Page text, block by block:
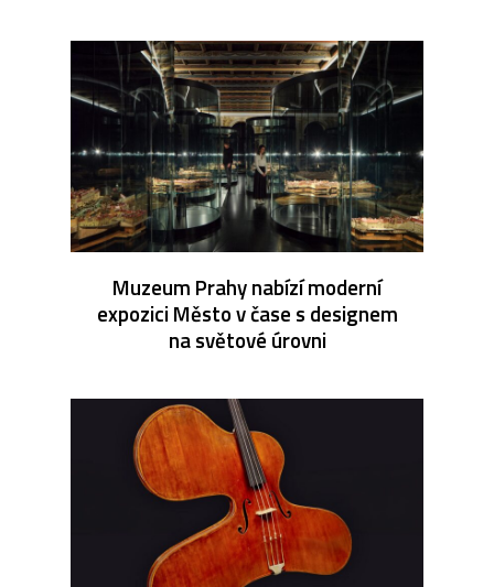
Muzeum Prahy nabízí moderní
expozici Město v čase s designem
na světové úrovni